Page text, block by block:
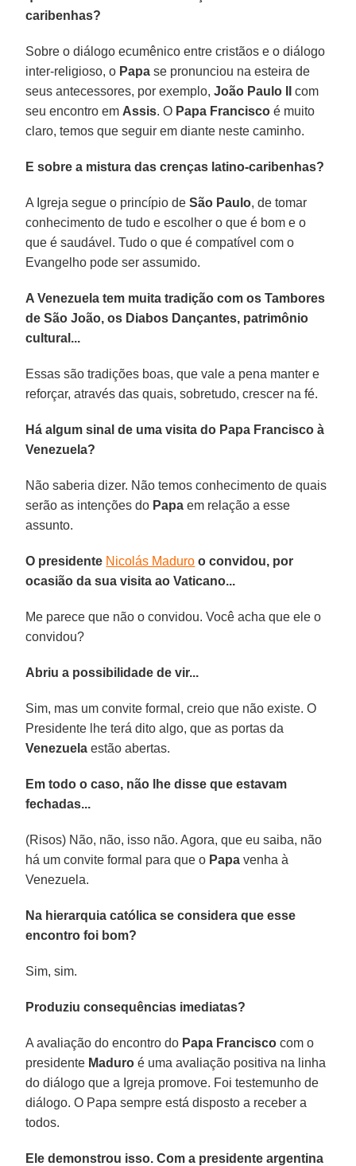
caribenhas?
Sobre o diálogo ecumênico entre cristãos e o diálogo
inter-religioso, o Papa se pronunciou na esteira de
seus antecessores, por exemplo,João Paulo II
com
seu encontro em Assis. O Papa Francisco é muito
claro, temos que seguir em diante neste caminho.
E sobre a mistura das crenças latino-caribenhas?
A Igreja segue o princípio deSão Paulo, de tomar
conhecimento de tudo e escolher o que é bom e o
que é saudável. Tudo o que é compatível com o
Evangelho pode ser assumido.
A Venezuela tem muita tradição com os Tambores
de São João, os Diabos Dançantes, patrimônio
cultural...
Essas são tradições boas, que vale a pena manter e
reforçar, através das quais, sobretudo, crescer na fé.
Há algum sinal de uma visita do Papa Francisco à
Venezuela?
Não saberia dizer. Não temos conhecimento de quais
serão as intenções do Papa em relação a esse
assunto.
O presidente Nicolás Maduro o convidou, por
ocasião da sua visita ao Vaticano...
Me parece que não o convidou. Você acha que ele o
convidou?
Abriu a possibilidade de vir...
Sim, mas um convite formal, creio que não existe. O
Presidente lhe terá dito algo, que as portas da
Venezuela estão abertas.
Em todo o caso, não lhe disse que estavam
fechadas...
(Risos) Não, não, isso não. Agora, que eu saiba, não
há um convite formal para que o Papa venha à
Venezuela.
Na hierarquia católica se considera que esse
encontro foi bom?
Sim, sim.
Produziu consequências imediatas?
A avaliação do encontro do Papa Francisco com o
presidente Maduro é uma avaliação positiva na linha
do diálogo que a Igreja promove. Foi testemunho de
diálogo. O Papa sempre está disposto a receber a
todos.
Ele demonstrou isso. Com a presidente argentina